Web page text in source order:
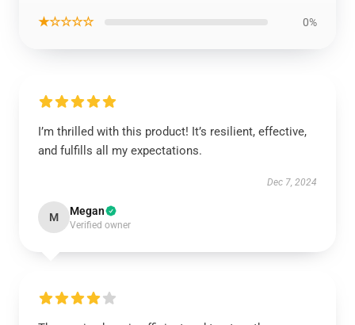
★☆☆☆☆ 0%
I’m thrilled with this product! It’s resilient, effective,
and fulfills all my expectations.
Dec 7, 2024
M Megan
Verified owner